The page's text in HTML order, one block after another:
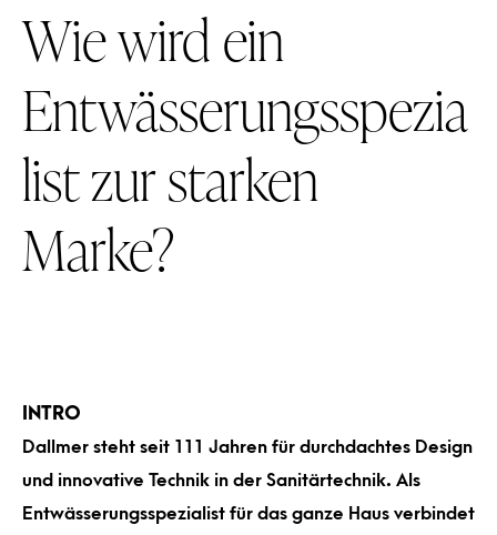
Wie wird ein
Entwässerungsspezia
list zur starken
Marke?
INTRO
Dallmer steht seit 111 Jahren für durchdachtes Design
und innovative Technik in der Sanitärtechnik. Als
Entwässerungsspezialist für das ganze Haus verbindet